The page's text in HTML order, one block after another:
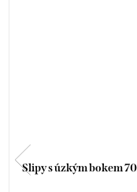
Slipy s úzkým bokem